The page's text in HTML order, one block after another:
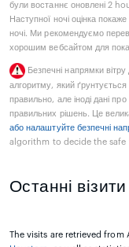
були востаннє оновлені 2
Наступної ночі оцінка
ночі. Ми рекомендуємо
хорошим вебсайтом для
Безпечні напрямки
алгоритму, який ґрунтується
правильно, але іноді дані
правильних рішень. Це
або налаштуйте безпечні
algorithm to decide the
Останні
The visits are retrieved